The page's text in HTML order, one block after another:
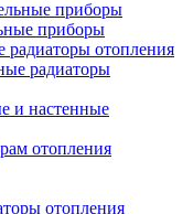
приборы
отопления
радиаторы
и настенные
отопления
отопления